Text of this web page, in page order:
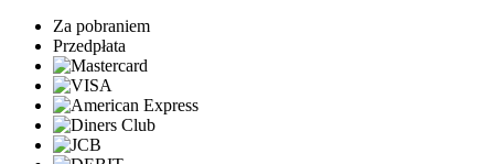
Za pobraniem
Przedpłata